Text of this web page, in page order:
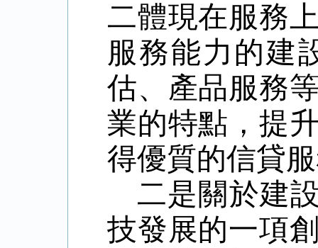
二體現在服務
服務能力的建
估、產品服務
業的特點，提
得優質的信貸
二是關於建
技發展的一項